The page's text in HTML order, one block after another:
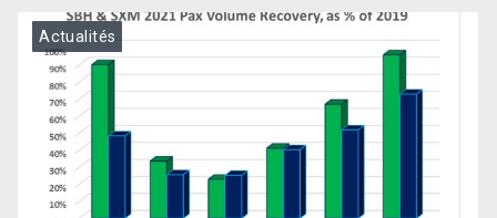
Actualités